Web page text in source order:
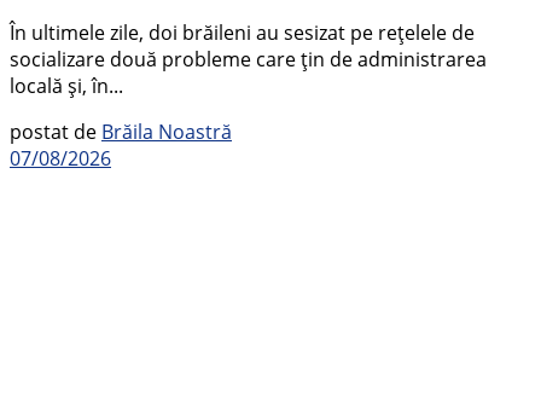
În ultimele zile, doi brăileni au sesizat pe rețelele de
socializare două probleme care țin de administrarea
locală și, în...
postat de Brăila Noastră
07/08/2026